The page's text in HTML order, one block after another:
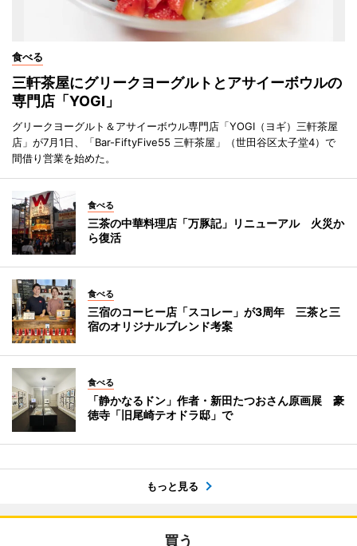
食べる
三軒茶屋にグリークヨーグルトとアサイーボウルの
専門店「YOGI」
グリークヨーグルト＆アサイーボウル専門店「YOGI（ヨギ）三軒茶屋
店」が7月1日、「Bar-FiftyFive55 三軒茶屋」（世田谷区太子堂4）で
間借り営業を始めた。
食べる
三茶の中華料理店「万豚記」リニューアル 火災か
ら復活
食べる
三宿のコーヒー店「スコレー」が3周年 三茶と三
宿のオリジナルブレンド考案
食べる
「静かなるドン」作者・新田たつおさん原画展 豪
徳寺「旧尾崎テオドラ邸」で
もっと見る
買う